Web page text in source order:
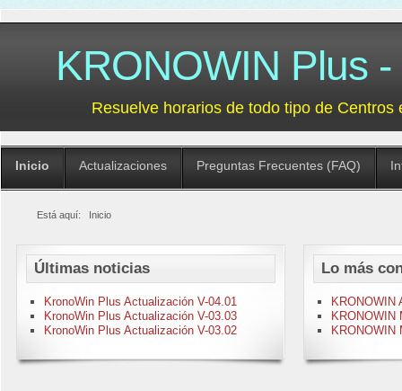
KRONOWIN Plus
Resuelve horarios de todo tipo de Centros
Inicio Actualizaciones Preguntas Frecuentes (FAQ)
Está aquí: Inicio
Últimas noticias
KronoWin Plus Actualización V-04.01
KronoWin Plus Actualización V-03.03
KronoWin Plus Actualización V-03.02
Lo más
KRONOWIN
KRONOWIN
KRONOWIN